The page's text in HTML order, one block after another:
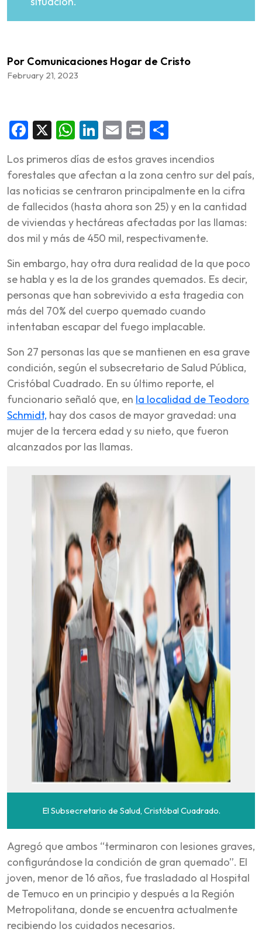
Por Comunicaciones Hogar de Cristo
February 21, 2023
Facebook
X WhatsApp
LinkedIn
Email
Print
Los primeros días de estos graves incendios
forestales que afectan a la zona centro sur del país,
las noticias se centraron principalmente en la cifra
de fallecidos (hasta ahora son 25) y en la cantidad
de viviendas y hectáreas afectadas por las llamas:
dos mil y más de 450 mil, respectivamente.
Sin embargo, hay otra dura realidad de la que poco
se habla y es la de los grandes quemados. Es decir,
personas que han sobrevivido a esta tragedia con
más del 70% del cuerpo quemado cuando
intentaban escapar del fuego implacable.
Son 27 personas las que se mantienen en esa grave
condición, según el subsecretario de Salud Pública,
Cristóbal Cuadrado. En su último reporte, el
funcionario señaló que, en la localidad de Teodoro
Schmidt, hay dos casos de mayor gravedad: una
mujer de la tercera edad y su nieto, que fueron
alcanzados por las llamas.
El Subsecretario de Salud, Cristóbal Cuadrado.
Agregó que ambos “terminaron con lesiones graves,
configurándose la condición de gran quemado”. El
joven, menor de 16 años, fue trasladado al Hospital
de Temuco en un principio y después a la Región
Metropolitana, donde se encuentra actualmente
recibiendo los cuidados necesarios.